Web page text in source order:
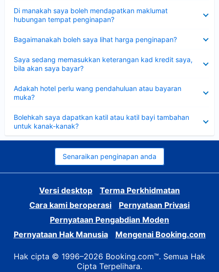
Di manakah saya boleh mendapatkan maklumat
hubungan tempat penginapan?
Bagaimanakah boleh saya lihat harga penginapan?
Saya sedang memasukkan keterangan kad kredit saya,
bila akan saya bayar?
Adakah hotel perlu wang pendahuluan atau bayaran
muka?
Bolehkah saya dapatkan katil atau katil bayi tambahan
untuk kanak-kanak?
Senaraikan penginapan anda
Versi desktop
Terma Perkhidmatan
Cara kami beroperasi
Pernyataan Privasi
Pernyataan Pengabdian Moden
Pernyataan Hak Manusia
Mengenai Booking.com
Hak cipta © 1996–2026 Booking.com™. Semua Hak
Cipta Terpelihara.